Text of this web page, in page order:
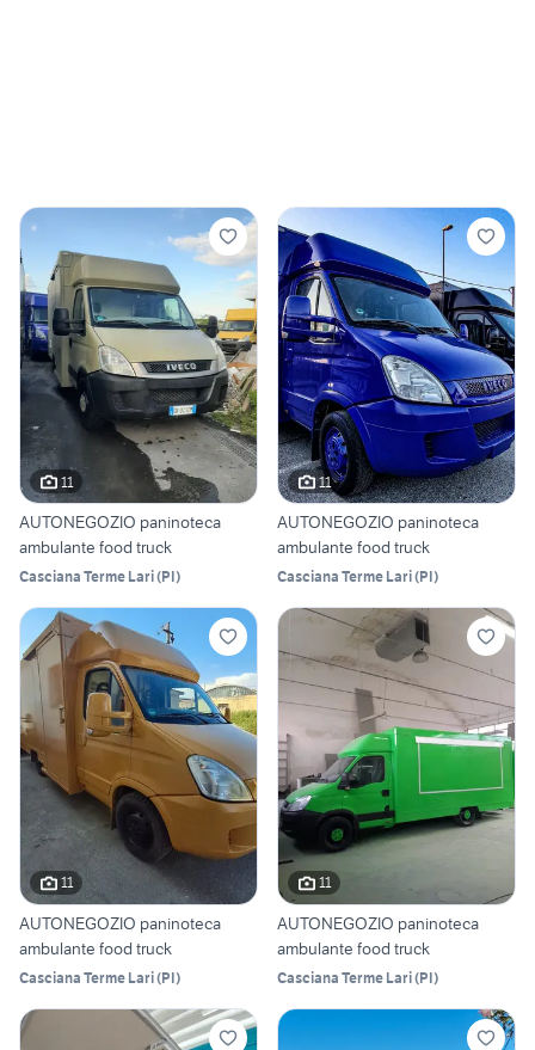
11
AUTONEGOZIO paninoteca
ambulante food truck
Casciana Terme Lari(PI)
11
AUTONEGOZIO paninoteca
ambulante food truck
Casciana Terme Lari(PI)
11
AUTONEGOZIO paninoteca
ambulante food truck
Casciana Terme Lari(PI)
11
AUTONEGOZIO paninoteca
ambulante food truck
Casciana Terme Lari(PI)